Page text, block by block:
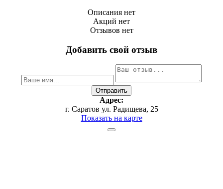
Описания нет
Акций нет
Отзывов нет
Добавить свой отзыв
Адрес:
г. Саратов ул. Радищева, 25
Показать на карте